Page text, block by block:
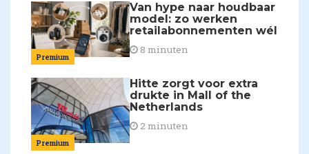
Premium
Van hype naar houdbaar
model: zo werken
retailabonnementen wél
8 minuten
Premium
Hitte zorgt voor extra
drukte in Mall of the
Netherlands
2 minuten